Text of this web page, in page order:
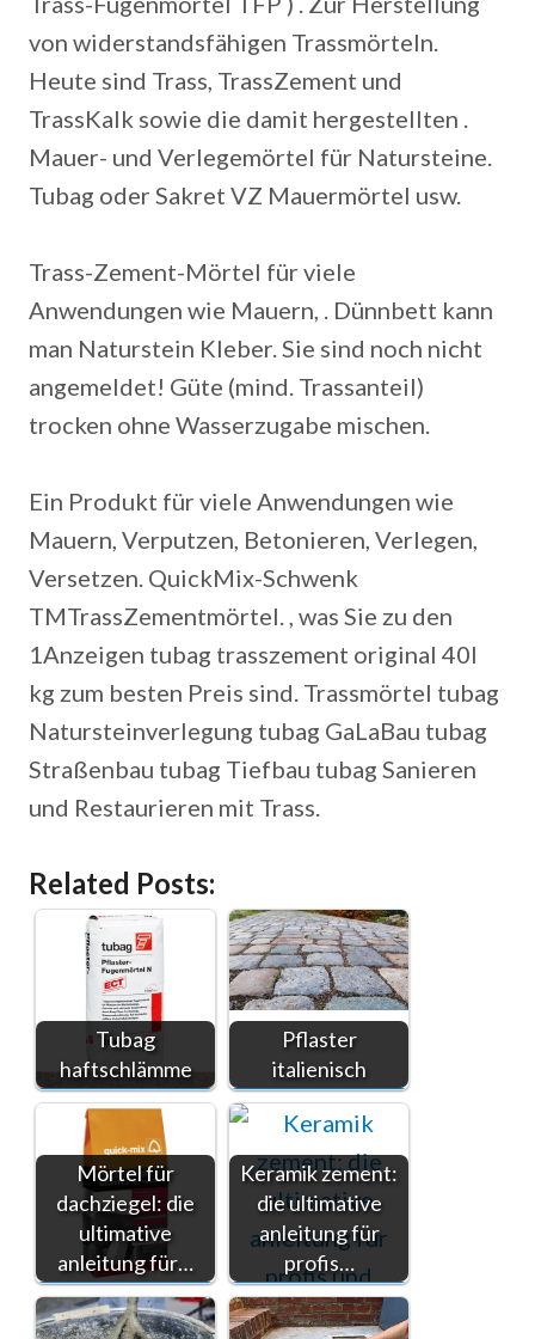
von widerstandsfähigen Trassmörteln.
Heute sind Trass, TrassZement und
TrassKalk sowie die damit hergestellten .
Mauer- und Verlegemörtel für Natursteine.
Tubag oder Sakret VZ Mauermörtel usw.
Trass-Zement-Mörtel für viele
Anwendungen wie Mauern, . Dünnbett kann
man Naturstein Kleber. Sie sind noch nicht
angemeldet! Güte (mind. Trassanteil)
trocken ohne Wasserzugabe mischen.
Ein Produkt für viele Anwendungen wie
Mauern, Verputzen, Betonieren, Verlegen,
Versetzen. QuickMix-Schwenk
TMTrassZementmörtel. , was Sie zu den
1Anzeigen tubag trasszement original 40l
kg zum besten Preis sind. Trassmörtel tubag
Natursteinverlegung tubag GaLaBau tubag
Straßenbau tubag Tiefbau tubag Sanieren
und Restaurieren mit Trass.
Related Posts:
Tubag
haftschlämme
Pflaster
italienisch
Mörtel für
dachziegel: die
ultimative
anleitung für…
Keramik zement:
die ultimative
anleitung für
profis…